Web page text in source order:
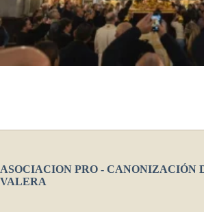
ASOCIACION PRO - CANONIZACIÓN
VALERA